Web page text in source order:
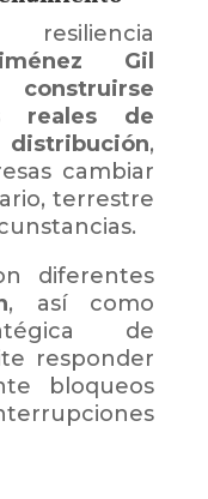
Gil
reales de
,
cambiar
terrestre
diferentes
, así como
de
responder
bloqueos